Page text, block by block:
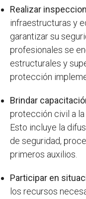
Realizar
infraestructuras y
garantizar su
profesionales se
estructurales y
protección
Brindar
protección civil a la
Esto incluye la
de seguridad,
primeros auxilios.
Participar en
los recursos